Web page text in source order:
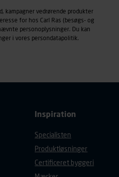
(computer,
af
kampagner vedrørende produkter
for hos Carl Ras (besøgs- og
personoplysninger. Du kan
i vores persondatapolitik.
Inspiration
Specialisten
Produktløsninger
Certificeret byggeri